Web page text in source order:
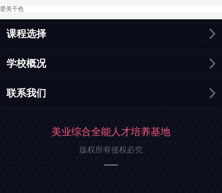
一、化妆行业需求持续增长。在
爱美千色
课程选择
学校概况
联系我们
美业综合全能人才培养基地
版权所有侵权必究